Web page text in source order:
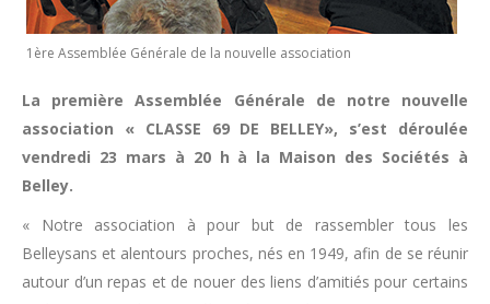
1ère Assemblée Générale de la nouvelle association
La première Assemblée Générale de notre nouvelle
association « CLASSE 69 DE BELLEY», s’est déroulée
vendredi 23 mars à 20 h à la Maison des Sociétés à
Belley.
« Notre association à pour but de rassembler tous les
Belleysans et alentours proches, nés en 1949, afin de se réunir
autour d’un repas et de nouer des liens d’amitiés pour certains